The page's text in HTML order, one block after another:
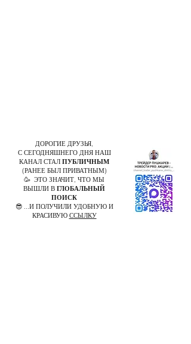
ДОРОГИЕ ДРУЗЬЯ,
С СЕГОДНЯШНЕГО ДНЯ НАШ
КАНАЛ СТАЛ ПУБЛИЧНЫМ
(РАНЕЕ БЫЛ ПРИВАТНЫМ)
🥳 ЭТО ЗНАЧИТ, ЧТО МЫ
ВЫШЛИ В ГЛОБАЛЬНЫЙ
ПОИСК
😎 ...И ПОЛУЧИЛИ УДОБНУЮ И
КРАСИВУЮ ССЫЛКУ